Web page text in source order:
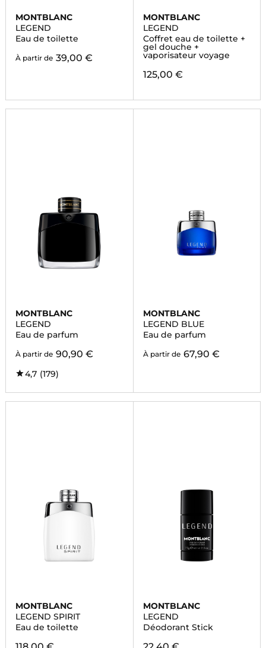
MONTBLANC
LEGEND
Eau de toilette
À partir de 39,00 €
MONTBLANC
LEGEND
Coffret eau de toilette +
gel douche +
vaporisateur voyage
125,00 €
MONTBLANC
LEGEND
Eau de parfum
À partir de 90,90 €
4,7 (179)
MONTBLANC
LEGEND BLUE
Eau de parfum
À partir de 67,90 €
MONTBLANC
LEGEND SPIRIT
Eau de toilette
MONTBLANC
LEGEND
Déodorant Stick